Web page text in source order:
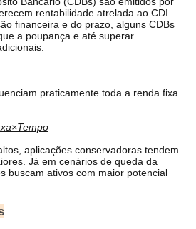
financeira e do prazo, alguns CDBs
a poupança e até superar
praticamente toda a renda fixa
aplicações conservadoras tendem
Já em cenários de queda da
buscam ativos com maior potencial